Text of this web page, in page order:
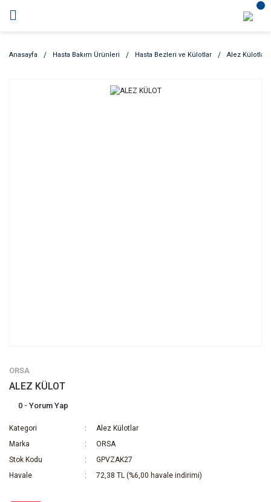
Anasayfa Hasta Bakım Ürünleri Hasta Bezleri ve Külotlar Alez Külotlar
ORSA
ALEZ KÜLOT
0 - Yorum Yap
Kategori
Alez Külotlar
Marka
ORSA
Stok Kodu
GPVZAK27
Havale
72,38 TL (%6,00 havale indirimi)